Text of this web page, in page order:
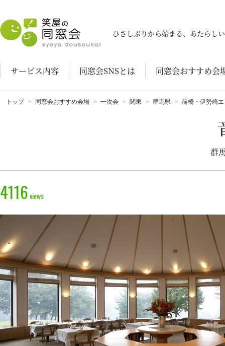
笑屋の同窓会
ひさしぶりから始まる、あたらし
サービス内容 同窓会SNSとは 同窓会おすすめ会
トップ 同窓会おすすめ会場 一次会 関東 群馬県 前橋・伊勢崎
群
4116views